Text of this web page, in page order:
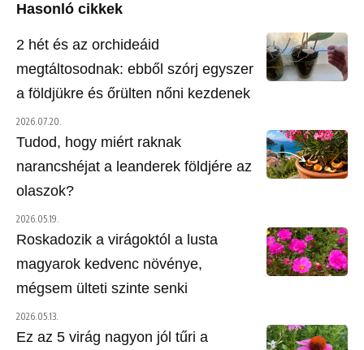
Hasonló cikkek
2 hét és az orchideáid
megtáltosodnak: ebből szórj egyszer
a földjükre és őrülten nőni kezdenek
2026.07.20.
Tudod, hogy miért raknak
narancshéjat a leanderek földjére az
olaszok?
2026.05.19.
Roskadozik a virágoktól a lusta
magyarok kedvenc növénye,
mégsem ülteti szinte senki
2026.05.13.
Ez az 5 virág nagyon jól tűri a